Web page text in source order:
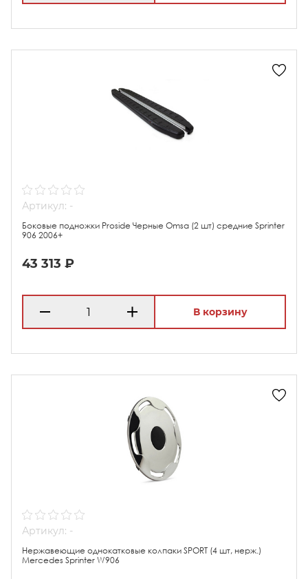
Артикул: -
Боковые подножки Proside Черные Omsa (2 шт) средние Sprinter
906 2006+
43 313 ₽
В корзину
Артикул: -
Нержавеющие однокатковые колпаки SPORT (4 шт, нерж.)
Mercedes Sprinter W906